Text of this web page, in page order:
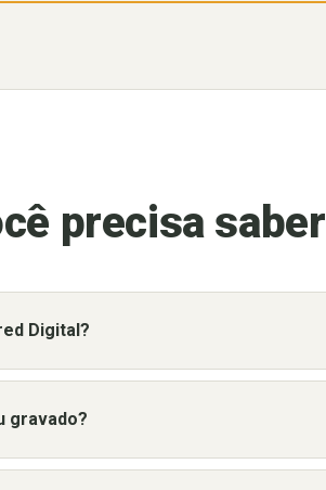
precisa saber
Digital?
gravado?